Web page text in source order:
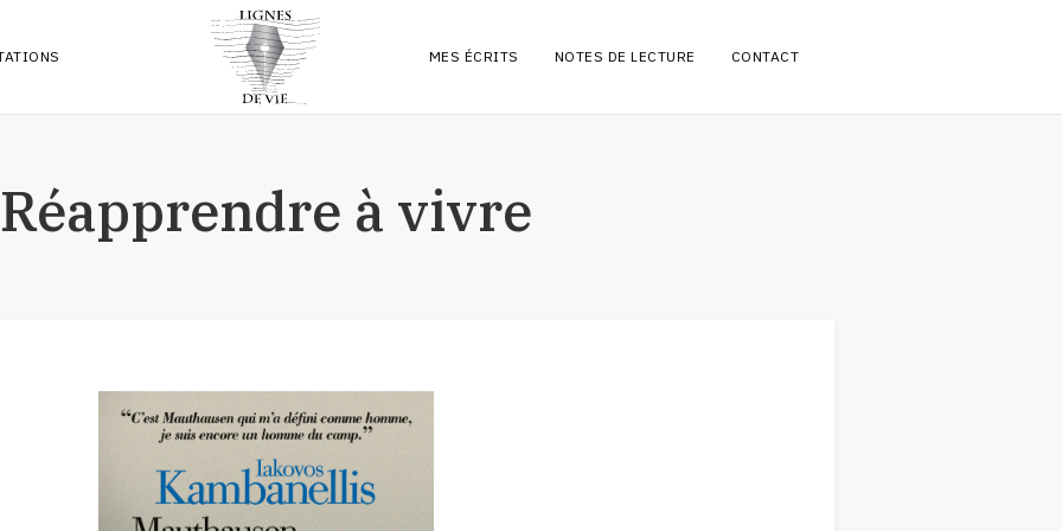
MES ÉCRITS
ARTICLES
RÉFLEXIONS
ARCHIVES
NOTES DE LECTURE CONTACT
Réapprendre à vivre